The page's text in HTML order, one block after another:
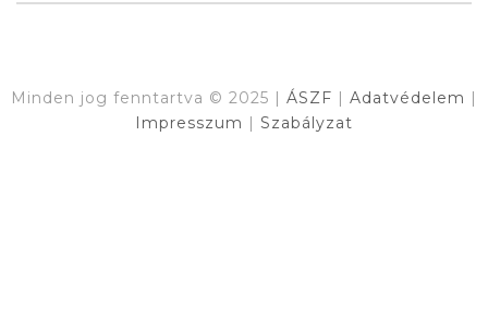
Minden jog fenntartva © 2025 | ÁSZF | Adatvédelem |
Impresszum | Szabályzat